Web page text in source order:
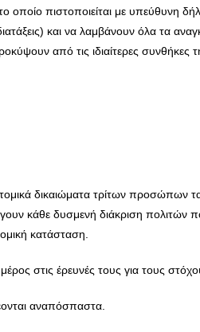
πιστοποιείται με υπεύθυνη
και να λαμβάνουν όλα τα
από τις ιδιαίτερες συνθήκες
δικαιώματα τρίτων προσώπων
κάθε δυσμενή διάκριση πολιτών
κατάσταση.
στις έρευνές τους για τους
αναπόσπαστα.